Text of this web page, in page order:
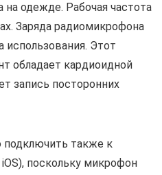
на одежде. Рабочая частота
Заряда радиомикрофона
использования. Этот
обладает кардиоидной
запись посторонних
также к
поскольку микрофон